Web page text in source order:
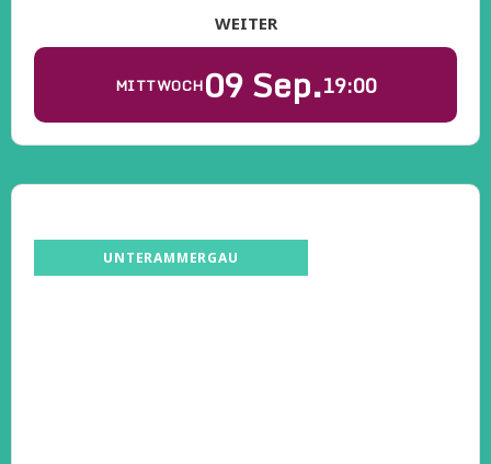
WEITER
MITTWOCH09 Sep.19:00
UNTERAMMERGAU